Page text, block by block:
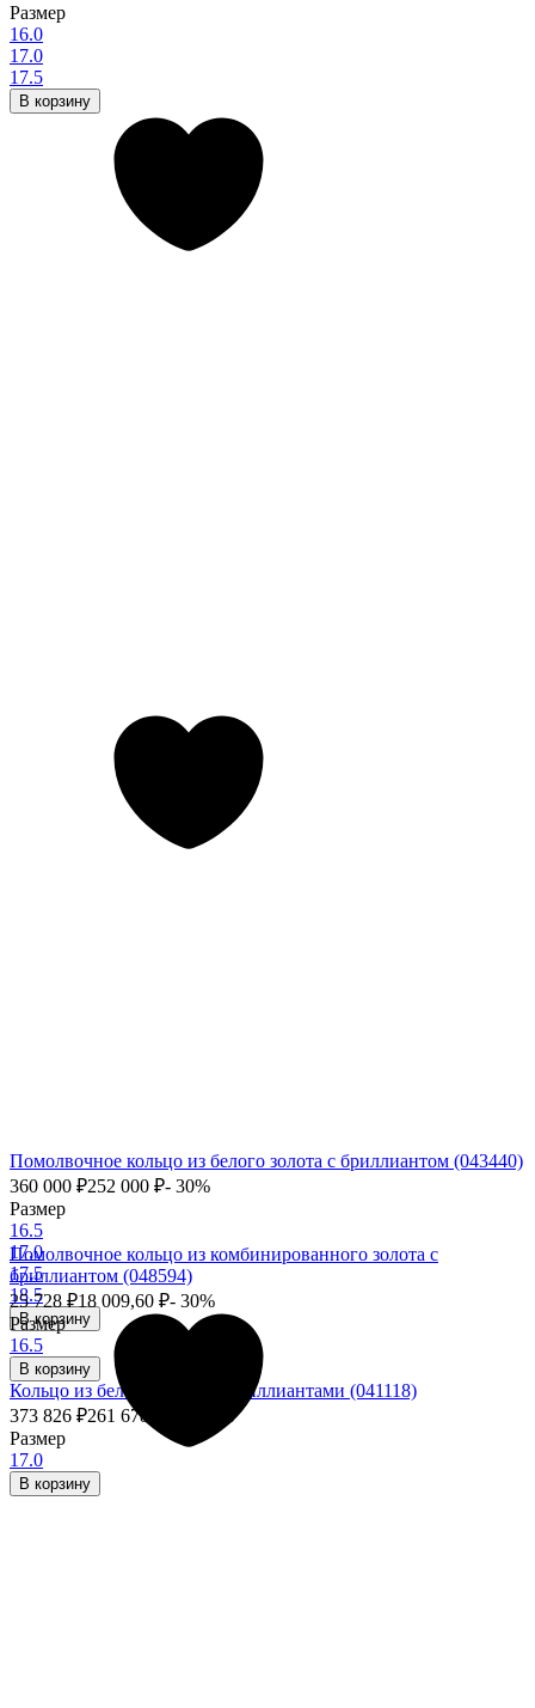
Размер
16.0
17.0
17.5
В корзину
Помолвочное кольцо из белого золота с бриллиантом (043440)
360 000 ₽252 000 ₽- 30%
Размер
16.5
17.0
17.5
18.5
В корзину
Кольцо из белого золота с бриллиантами (041118)
373 826 ₽261 678,20
- 30%
Размер
17.0
В корзину
Помолвочное кольцо из комбинированного золота с
бриллиантом (048594)
25 728 ₽18 009,60 ₽- 30%
Размер
16.5
В корзину